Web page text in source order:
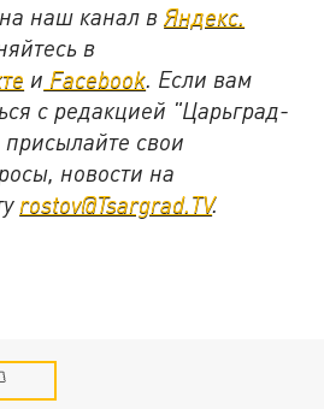
наш канал в Яндекс.
в
и Facebook . Если вам
с редакцией "Царьград-
свои
новости на
rostov@Tsargrad.TV.